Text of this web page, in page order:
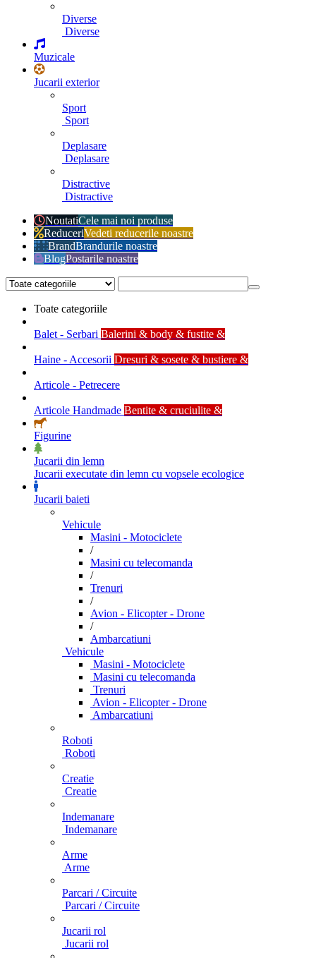
Diverse
Diverse
Muzicale
Jucarii exterior
Sport
Sport
Deplasare
Deplasare
Distractive
Distractive
NoutatiCele mai noi produse
ReduceriVedeti reducerile noastre
BrandBrandurile noastre
BlogPostarile noastre
Toate categoriile
Balet - Serbari Balerini & body & fustite &
Haine - Accesorii Dresuri & sosete & bustiere &
Articole - Petrecere
Articole Handmade Bentite & cruciulite &
Figurine
Jucarii din lemn
Jucarii executate din lemn cu vopsele ecologice
Jucarii baieti
Vehicule
Masini - Motociclete
/
Masini cu telecomanda
/
Trenuri
/
Avion - Elicopter - Drone
/
Ambarcatiuni
Vehicule
Masini - Motociclete
Masini cu telecomanda
Trenuri
Avion - Elicopter - Drone
Ambarcatiuni
Roboti
Roboti
Creatie
Creatie
Indemanare
Indemanare
Arme
Arme
Parcari / Circuite
Parcari / Circuite
Jucarii rol
Jucarii rol